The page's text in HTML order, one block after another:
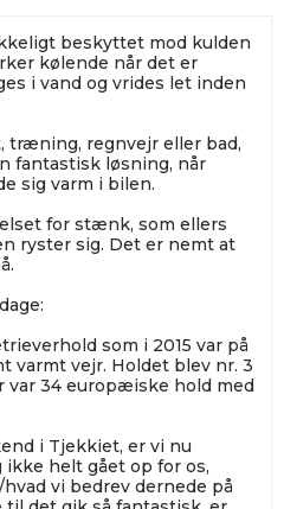
beskyttet mod kulden
kølende når det er
i vand og vrides let inden
træning, regnvejr eller bad,
fantastisk løsning, når
sig varm i bilen.
for stænk, som ellers
ryster sig. Det er nemt at
som i 2015 var på
varmt vejr. Holdet blev nr. 3
var 34 europæiske hold med
i Tjekkiet, er vi nu
ikke helt gået op for os,
vi bedrev dernede på